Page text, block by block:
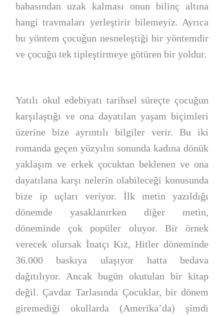
babasından uzak kalması onun bilinç altına
hangi travmaları yerleştirir bilemeyiz. Ayrıca
bu yöntem çocuğun nesneleştiği bir yöntemdir
ve çocuğu tek tipleştirmeye götüren bir yoldur.
Yatılı okul edebiyatı tarihsel süreçte çocuğun
karşılaştığı ve ona dayatılan yaşam biçimleri
üzerine bize ayrıntılı bilgiler verir. Bu iki
romanda geçen yüzyılın sonunda kadına dönük
yaklaşım ve erkek çocuktan beklenen ve ona
dayatılana karşı nelerin olabileceği konusunda
bize ip uçları veriyor. İlk metin yazıldığı
dönemde yasaklanırken diğer metin,
döneminde çok popüler oluyor. Bir örnek
verecek olursak İnatçı Kız, Hitler döneminde
36.000 baskıya ulaşıyor hatta bedava
dağıtılıyor. Ancak bugün okutulan bir kitap
değil. Çavdar Tarlasında Çocuklar, bir dönem
giremediği okullarda (Amerika’da) şimdi